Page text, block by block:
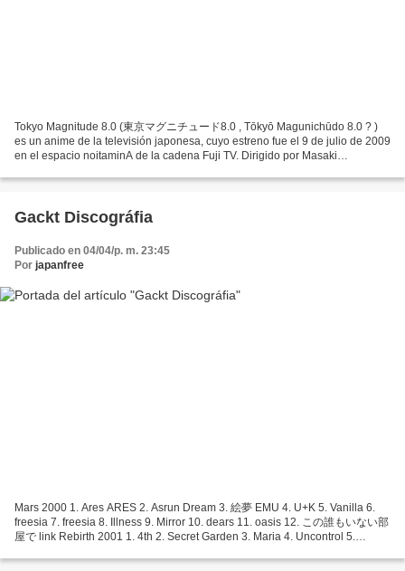
Tokyo Magnitude 8.0 (東京マグニチュード8.0 , Tōkyō Magunichūdo 8.0 ? )
es un anime de la televisión japonesa, cuyo estreno fue el 9 de julio de 2009
en el espacio noitaminA de la cadena Fuji TV. Dirigido por Masaki
Gackt Discográfia
Publicado en 04/04/p. m. 23:45
Por japanfree
Mars 2000 1. Ares ARES 2. Asrun Dream 3. 絵夢 EMU 4. U+K 5. Vanilla 6.
freesia 7. freesia 8. Illness 9. Mirror 10. dears 11. oasis 12. この誰もいない部
屋で link Rebirth 2001 1. 4th 2. Secret Garden 3. Maria 4. Uncontrol 5.